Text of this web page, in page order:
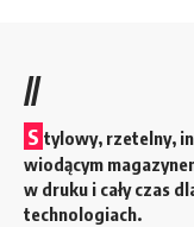
//
S tylowy, rzetelny,
wiodącym
w druku i cały czas
technologiach.